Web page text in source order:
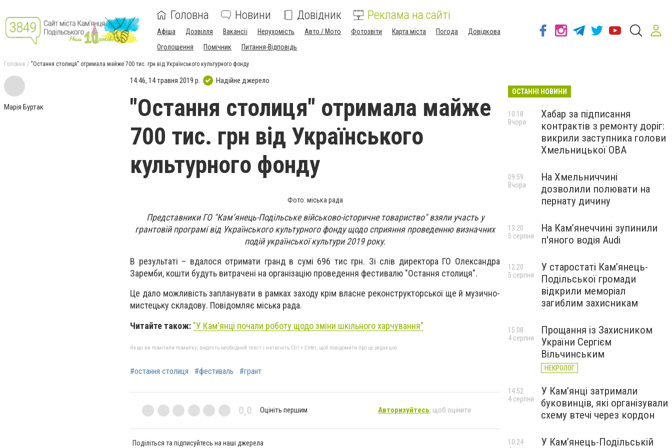
Головна Новини Довідник Реклама на сайті
Афіша Дозвілля Вакансії Нерухомість Авто / Мото Фотозвіти Карта міста Погода
Довідкова
Оголошення
Помічник Питання-Відповідь
Головна "Остання столиця" отримала майже 700 тис. грн від Українського культурного фонду
Марія Буртак
14:46, 14 травня 2019 р. Надійне джерело
"Остання столиця" отримала майже
700 тис. грн від Українського
культурного фонду
Фото: міська рада
Представники ГО "Кам’янець-Подільське військово-історичне товариство" взяли участь у
грантовій програмі від Українського культурного фонду щодо сприяння проведенню визначних
подій української культури 2019 року.
В результаті – вдалося отримати гранд в сумі 696 тис грн. Зі слів директора ГО Олександра
Заремби, кошти будуть витрачені на організацію проведення фестивалю "Остання столиця".
Це дало можливість запланувати в рамках заходу крім власне реконструкторської ще й музично-
мистецьку складову. Повідомляє міська рада.
Читайте також: "У Кам'янці почали роботу щодо зміни шкільного харчування"
Якщо ви помітили помилку, виділіть необхідний текст і натисніть Ctrl + Enter, щоб повідомити про це редакцію
#остання столиця #фестиваль #грант
0,0 Оцініть першим Авторизуйтесь, щоб оцінити
Поділіться та підписуйтесь на наші джерела
ОСТАННІ НОВИНИ
Хабар за підписання
контрактів з ремонту доріг:
викрили заступника голови
Хмельницької ОВА
10:18
Вчора
На Хмельниччині
дозволили полювати на
пернату дичину
09:59
Вчора
На Камʼянеччині зупинили
п'яного водія Audi
13:20
5 серпня
У старостаті Кам’янець-
Подільської громади
відкрили меморіал
загиблим захисникам
12:20
5 серпня
Прощання із Захисником
України Сергієм
Вільчинським
НЕКРОЛОГ
15:08
4 серпня
У Кам’янці затримали
буковинців, які організували
схему втечі через кордон
14:52
4 серпня
У Кам’янець-Подільській
10:24